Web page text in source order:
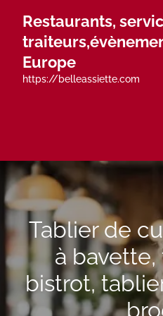
content
Restaurants,
Europe
https://belleassiette.com
Tablier de
à
bistrot,